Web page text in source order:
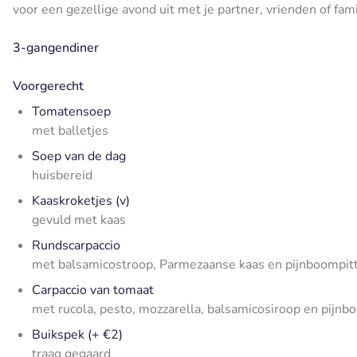
voor een gezellige avond uit met je partner, vrienden of
3-gangendiner
Voorgerecht
Tomatensoep
met balletjes
Soep van de dag
huisbereid
Kaaskroketjes (v)
gevuld met kaas
Rundscarpaccio
met balsamicostroop, Parmezaanse kaas en
Carpaccio van tomaat
met rucola, pesto, mozzarella, balsamicosiroop en
Buikspek (+ €2)